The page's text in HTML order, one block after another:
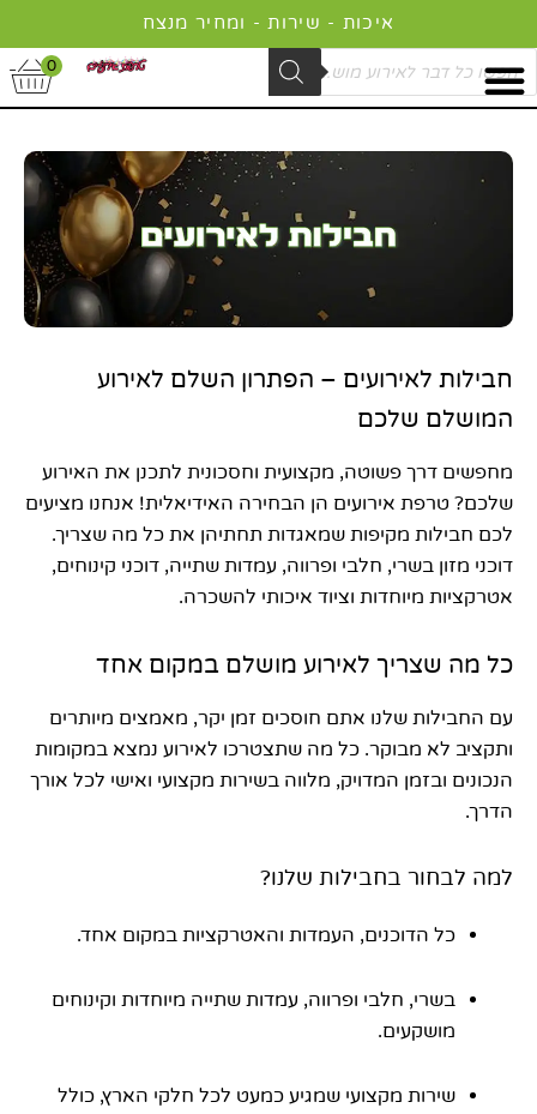
לתוכן
איכות - שירות - ומחיר מנצח
search
0
חבילות לאירועים – הפתרון השלם לאירוע
המושלם שלכם
מחפשים דרך פשוטה, מקצועית וחסכונית לתכנן את האירוע
שלכם? טרפת אירועים הן הבחירה האידיאלית! אנחנו מציעים
לכם חבילות מקיפות שמאגדות תחתיהן את כל מה שצריך.
דוכני מזון בשרי, חלבי ופרווה, עמדות שתייה, דוכני קינוחים,
אטרקציות מיוחדות וציוד איכותי להשכרה.
כל מה שצריך לאירוע מושלם במקום אחד
עם החבילות שלנו אתם חוסכים זמן יקר, מאמצים מיותרים
ותקציב לא מבוקר. כל מה שתצטרכו לאירוע נמצא במקומות
הנכונים ובזמן המדויק, מלווה בשירות מקצועי ואישי לכל אורך
הדרך.
למה לבחור בחבילות שלנו?
כל הדוכנים, העמדות והאטרקציות במקום אחד.
בשרי, חלבי ופרווה, עמדות שתייה מיוחדות וקינוחים
מושקעים.
שירות מקצועי שמגיע כמעט לכל חלקי הארץ, כולל